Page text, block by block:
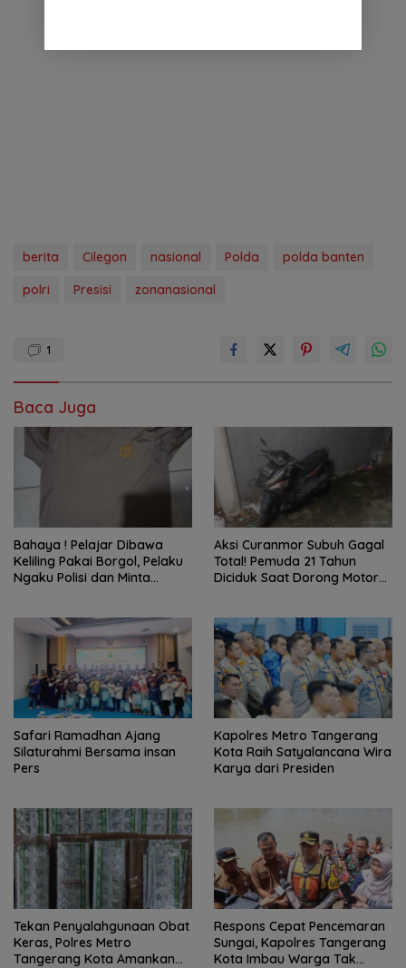
berita Cilegon nasional Polda
polda banten
polri
Presisi zonanasional
1
Baca Juga
Bahaya ! Pelajar Dibawa
Keliling Pakai Borgol, Pelaku
Ngaku Polisi dan Minta
Aksi Curanmor Subuh Gagal
Total! Pemuda 21 Tahun
Diciduk Saat Dorong Motor
Safari Ramadhan Ajang
Silaturahmi Bersama insan
Pers
Kapolres Metro Tangerang
Kota Raih Satyalancana Wira
Karya dari Presiden
Tekan Penyalahgunaan Obat
Keras, Polres Metro
Tangerang Kota Amankan
Respons Cepat Pencemaran
Sungai, Kapolres Tangerang
Kota Imbau Warga Tak